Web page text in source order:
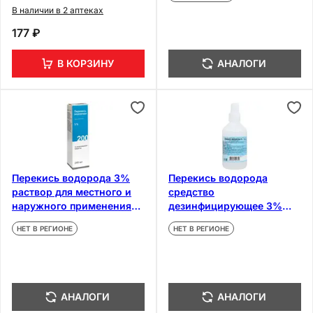
В наличии в 2 аптеках
177 ₽
В КОРЗИНУ АНАЛОГИ
Перекись водорода 3%
раствор для местного и
наружного применения
200 мл
НЕТ В РЕГИОНЕ
АНАЛОГИ
Перекись водорода
средство
дезинфицирующее 3%
фл.100 мл
НЕТ В РЕГИОНЕ
АНАЛОГИ